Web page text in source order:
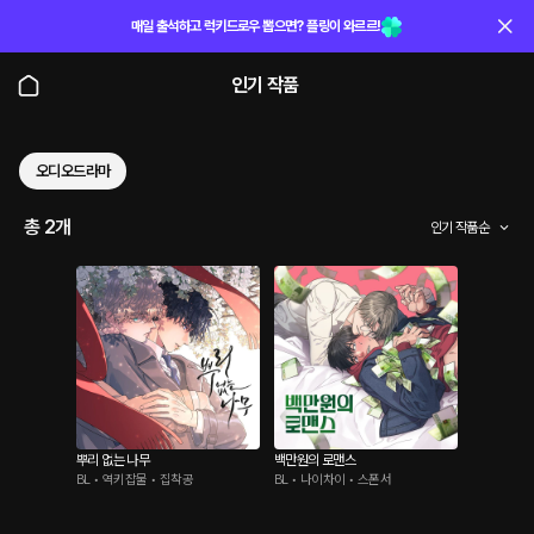
매일 출석하고 럭키드로우 뽑으면? 플링이 와르르!
인기 작품
오디오드라마
총 2개 인기 작품순
뿌리 없는 나무
BL • 역키잡물 • 집착공
백만원의 로맨스
BL • 나이차이 • 스폰서